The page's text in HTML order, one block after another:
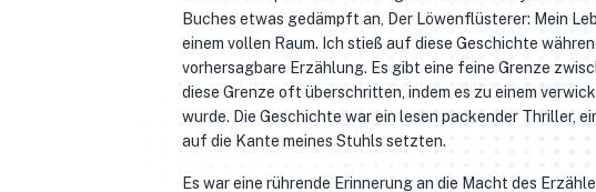
Buches etwas gedämpft an, Der Löwenflüsterer: Mein
einem vollen Raum. Ich stieß auf diese Geschichte
vorhersagbare Erzählung. Es gibt eine feine Grenze
diese Grenze oft überschritten, indem es zu einem
wurde. Die Geschichte war ein lesen packender Thriller,
auf die Kante meines Stuhls setzten.
Es war eine rührende Erinnerung an die Macht des